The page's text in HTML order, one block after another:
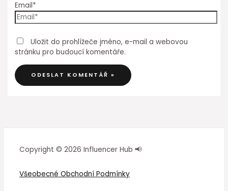
Email*
Uložit do prohlížeče jméno, e-mail a webovou
stránku pro budoucí komentáře.
Copyright © 2026 Influencer Hub 📢
Všeobecné Obchodní Podmínky